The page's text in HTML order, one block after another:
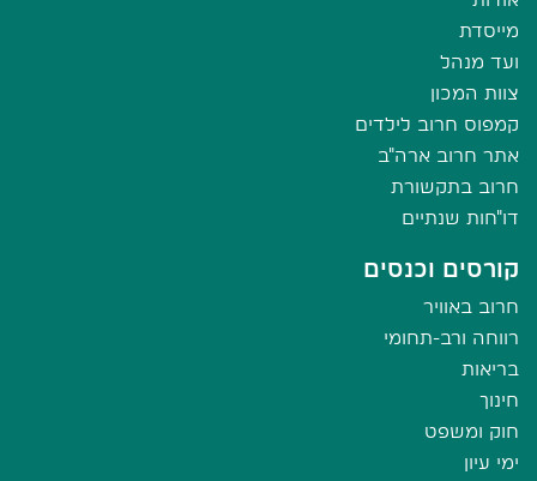
מייסדת
ועד מנהל
צוות המכון
קמפוס חרוב לילדים
אתר חרוב ארה"ב
חרוב בתקשורת
דו"חות שנתיים
קורסים וכנסים
חרוב באוויר
רווחה ורב-תחומי
בריאות
חינוך
חוק ומשפט
ימי עיון